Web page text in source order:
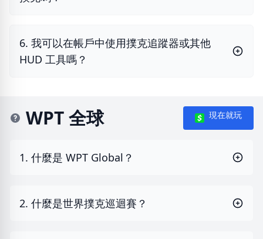
6. 我可以在帳戶中使用撲克追蹤器或其他
HUD 工具嗎？
WPT 全球 現在就玩
1. 什麼是 WPT Global？
2. 什麼是世界撲克巡迴賽？